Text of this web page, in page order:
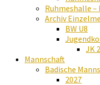
Ruhmeshalle
Archiv
BW U8
JK
Mannschaft
Badische
2027